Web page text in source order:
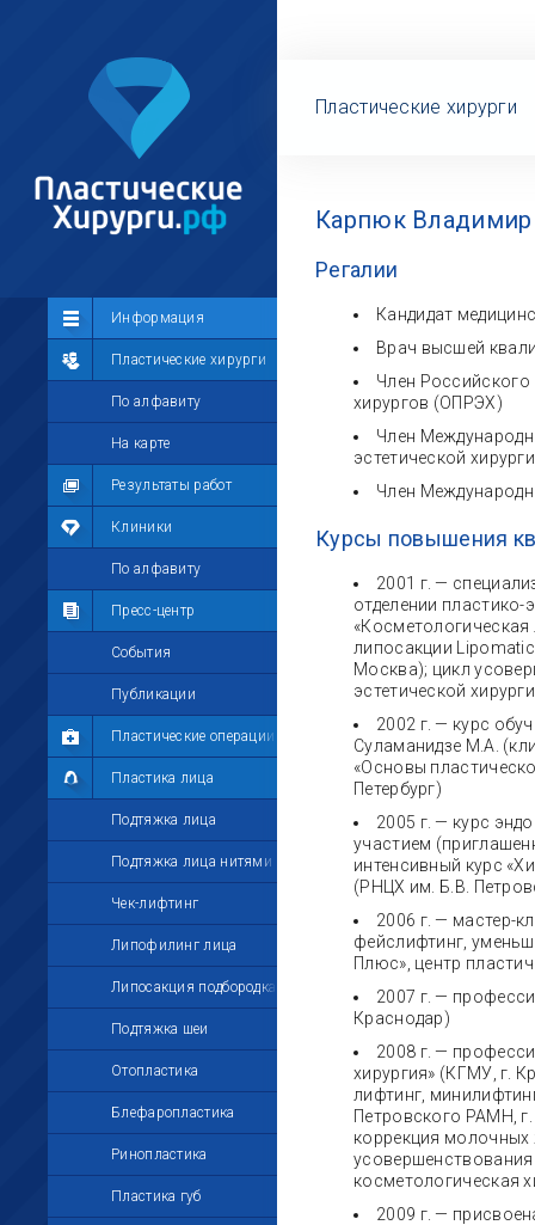
Информация
Пластические хирурги
По алфавиту
На карте
Результаты работ
Клиники
По алфавиту
Пресс-центр
События
Публикации
Пластические операции
Пластика лица
Подтяжка лица
Подтяжка лица нитями
Чек-лифтинг
Липофилинг лица
Липосакция подбородка
Подтяжка шеи
Отопластика
Блефаропластика
Ринопластика
Пластика губ
Сообщество
Лента
Участники
Мой профиль
Мои сообщения
Мои фотографии
Мои комментарии
Мои друзья
Моё избранное
Мои настройки
Пластические хирурги
Карпюк Владимир
Регалии
Кандидат
Врач высшей
Член Российского
хирургов (ОПРЭХ)
Член
эстетической
Член
Курсы повышения
2001 г. —
отделении
«Косметологическая
липосакции
Москва); цикл
эстетической
2002 г. — курс
Суламанидзе М.А.
«Основы
Петербург)
2005 г. — курс
участием
интенсивный курс
(РНЦХ им. Б.В.
2006 г. — мастер-
фейслифтинг,
Плюс», центр
2007 г. —
Краснодар)
2008 г. —
хирургия» (КГМУ, г.
лифтинг,
Петровского РАМН,
коррекция молочных
усовершенствования
косметологическая
2009 г. —